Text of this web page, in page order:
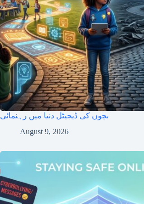
بچوں کی ڈیجیٹل دنیا میں رہنمائی
August 9, 2026